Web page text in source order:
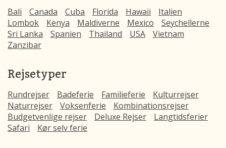
Bali Canada Cuba Florida Hawaii
Italien
Lombok
Kenya Maldiverne Mexico
Seychellerne
Sri Lanka
Spanien Thailand USA
Vietnam
Zanzibar
Rejsetyper
Rundrejser Badeferie Familieferie
Kulturrejser
Naturrejser
Voksenferie
Kombinationsrejser
Budgetvenlige rejser
Deluxe Rejser
Langtidsferier
Safari
Kør selv ferie